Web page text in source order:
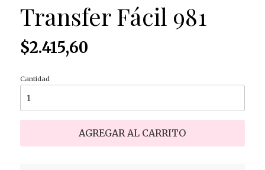
Transfer Fácil 981
$2.415,60
Cantidad
AGREGAR AL CARRITO